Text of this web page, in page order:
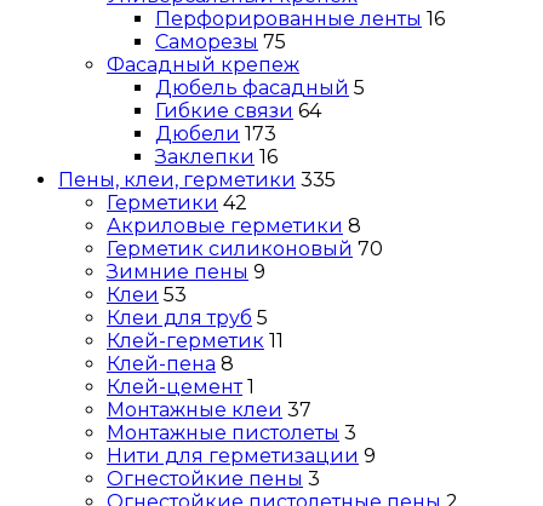
Перфорированные ленты 16
Саморезы 75
Фасадный крепеж
Дюбель фасадный 5
Гибкие связи 64
Дюбели 173
Заклепки 16
Пены, клеи, герметики 335
Герметики 42
Акриловые герметики 8
Герметик силиконовый 70
Зимние пены 9
Клеи 53
Клеи для труб 5
Клей-герметик 11
Клей-пена 8
Клей-цемент 1
Монтажные клеи 37
Монтажные пистолеты 3
Нити для герметизации 9
Огнестойкие пены 3